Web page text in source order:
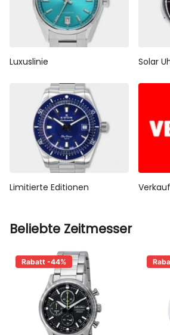
Luxuslinie Solar
Limitierte Editionen Verkauf
Beliebte Zeitmesser
Rabatt -44%